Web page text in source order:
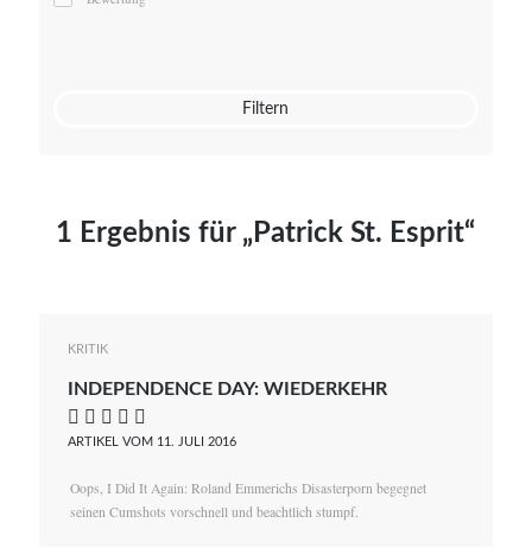
Mato von Vogelstein
Filtern
1 Ergebnis für „Patrick St. Esprit“
KRITIK
INDEPENDENCE DAY: WIEDERKEHR
    
ARTIKEL VOM 11. JULI 2016
Oops, I Did It Again: Roland Emmerichs Disasterporn begegnet
seinen Cumshots vorschnell und beachtlich stumpf.